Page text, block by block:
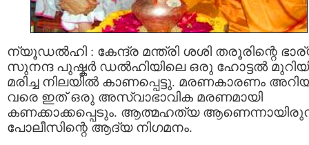
ന്യൂഡൽഹി : കേന്ദ്ര മന്ത്രി ശശി തരൂരിന്റെ
സുനന്ദ പുഷ്കർ ഡൽഹിയിലെ ഒരു ഹോട്ടൽ
മരിച്ച നിലയിൽ കാണപ്പെട്ടു. മരണകാരണം
വരെ ഇത് ഒരു അസ്വാഭാവിക മരണമായി
കണക്കാക്കപ്പെടും. ആത്മഹത്യ
പോലീസിന്റെ ആദ്യ നിഗമനം.